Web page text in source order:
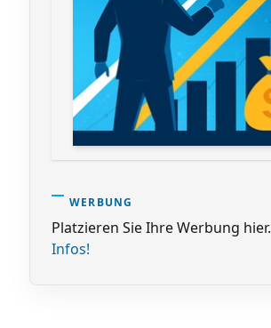
WERBUNG
Platzieren Sie Ihre Werbung hier.
Infos!